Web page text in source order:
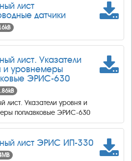
лист
датчики
лист. Указатели
и уровнемеры
ЭРИС-630
лист. Указатели уровня и
поплавковые ЭРИС-630
лист ЭРИС ИП-330